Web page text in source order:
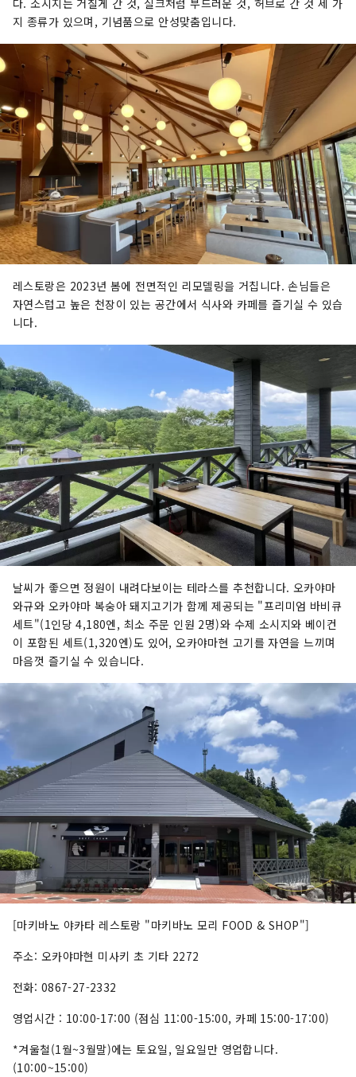
다. 소시지는 거칠게 간 것, 실크처럼 부드러운 것, 허브로 간 것 세 가
지 종류가 있으며, 기념품으로 안성맞춤입니다.
레스토랑은 2023년 봄에 전면적인 리모델링을 거칩니다. 손님들은
자연스럽고 높은 천장이 있는 공간에서 식사와 카페를 즐기실 수 있습
니다.
날씨가 좋으면 정원이 내려다보이는 테라스를 추천합니다. 오카야마
와규와 오카야마 복숭아 돼지고기가 함께 제공되는 "프리미엄 바비큐
세트"(1인당 4,180엔, 최소 주문 인원 2명)와 수제 소시지와 베이컨
이 포함된 세트(1,320엔)도 있어, 오카야마현 고기를 자연을 느끼며
마음껏 즐기실 수 있습니다.
[마키바노 야카타 레스토랑 "마키바노 모리 FOOD & SHOP"]
주소: 오카야마현 미사키 초 기타 2272
전화: 0867-27-2332
영업시간 : 10:00-17:00 (점심 11:00-15:00, 카페 15:00-17:00)
*겨울철(1월~3월말)에는 토요일, 일요일만 영업합니다.
(10:00~15:00)